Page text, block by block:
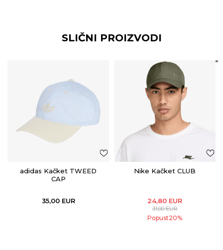
SLIČNI PROIZVODI
adidas Kačket TWEED
CAP
35,00 EUR
Nike Kačket CLUB
24,80 EUR
31,00EUR
Popust20%